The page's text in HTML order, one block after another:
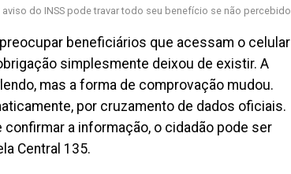
aviso do INSS pode travar todo seu benefício se não percebido
beneficiários que acessam o celular
simplesmente deixou de existir. A
mas a forma de comprovação mudou.
por cruzamento de dados oficiais.
a informação, o cidadão pode ser
Central 135.